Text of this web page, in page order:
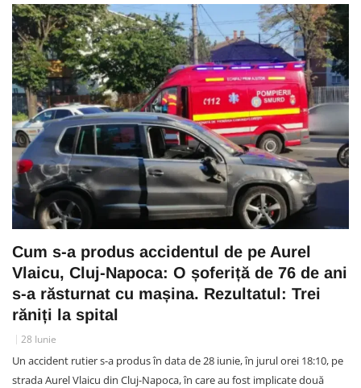
Cum s-a produs accidentul de pe Aurel
Vlaicu, Cluj-Napoca: O șoferiță de 76 de ani
s-a răsturnat cu mașina. Rezultatul: Trei
răniți la spital
28 Iunie
Un accident rutier s-a produs în data de 28 iunie, în jurul orei 18:10, pe
strada Aurel Vlaicu din Cluj-Napoca, în care au fost implicate două